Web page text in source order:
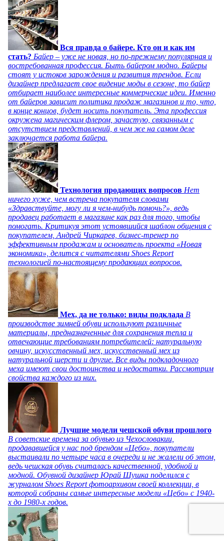
Вся правда о байере. Кто он и как им
стать? Байер – уже не новая, но по-прежнему популярная и
востребованная профессия. Быть байером модно. Байеры
стоят у истоков зарождения и развития трендов. Если
дизайнер предлагает свое видение моды в сезоне, то байер
отбирает наиболее интересные коммерческие идеи. Именно
от байеров зависит политика продаж магазинов и то, что,
в конце концов, будет носить покупатель. Эта профессия
окружена магическим флером, зачастую, связанным с
отсутствием представлений, в чем же на самом деле
заключается работа байера.
Технология продающих вопросов Нет
ничего хуже, чем встреча покупателя словами
«Здравствуйте, могу ли я чем-нибудь помочь?», ведь
продавец работает в магазине как раз для того, чтобы
помогать. Критикуя этот устоявшийся шаблон общения с
покупателем, Андрей Чиркарев, бизнес-тренер по
эффективным продажам и основатель проекта «Новая
экономика», делится с читателями Shoes Report
технологией по-настоящему продающих вопросов.
Мех, да не только: виды подклада В
производстве зимней обуви используют различные
материалы, предназначенные для сохранения тепла и
отвечающие требованиям потребителей: натуральную
овчину, искусственный мех, искусственный мех из
натуральной шерсти и другие. Все виды подкладочного
меха имеют свои достоинства и недостатки. Рассмотрим
свойства каждого из них.
Лучшие модели чешской обуви прошлого
В советские времена за обувью из Чехословакии,
продававшейся у нас под брендом «Цебо», покупатели
выстаивали по четыре часа в очереди и не жалели об этом,
ведь чешская обувь считалась качественной, удобной и
модной. Обувной дизайнер Юрай Шушка поделился с
журналом Shoes Report фотоархивом своей коллекции, в
которой собраны самые интересные модели «Цебо» с 1940-
х до 1980-х годов.